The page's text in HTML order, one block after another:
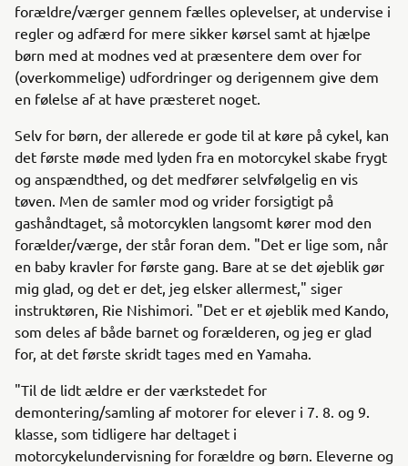
forældre/værger gennem fælles oplevelser, at undervise i
regler og adfærd for mere sikker kørsel samt at hjælpe
børn med at modnes ved at præsentere dem over for
(overkommelige) udfordringer og derigennem give dem
en følelse af at have præsteret noget.
Selv for børn, der allerede er gode til at køre på cykel, kan
det første møde med lyden fra en motorcykel skabe frygt
og anspændthed, og det medfører selvfølgelig en vis
tøven. Men de samler mod og vrider forsigtigt på
gashåndtaget, så motorcyklen langsomt kører mod den
forælder/værge, der står foran dem. "Det er lige som, når
en baby kravler for første gang. Bare at se det øjeblik gør
mig glad, og det er det, jeg elsker allermest," siger
instruktøren, Rie Nishimori. "Det er et øjeblik med Kando,
som deles af både barnet og forælderen, og jeg er glad
for, at det første skridt tages med en Yamaha.
"Til de lidt ældre er der værkstedet for
demontering/samling af motorer for elever i 7. 8. og 9.
klasse, som tidligere har deltaget i
motorcykelundervisning for forældre og børn. Eleverne og